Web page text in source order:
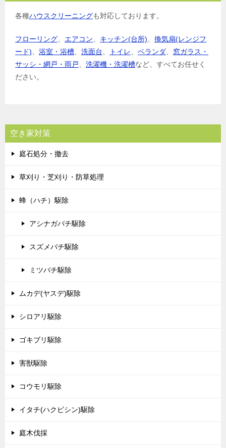
各種ハウスクリーニングも対応しております。
フローリング エアコン キッチン(台所)
換気扇(レンジフ
ード)
浴室・浴槽 洗面台 トイレ ベランダ
窓ガラス・
サッシ・網戸・雨戸
洗濯機・洗濯槽など、すべてお任せく
ださい。
空き家対策
庭石処分・撤去
草刈り・芝刈り・防草処理
蜂（ハチ）駆除
アシナガバチ駆除
スズメバチ駆除
ミツバチ駆除
ムカデ(ヤスデ)駆除
シロアリ駆除
ゴキブリ駆除
害獣駆除
コウモリ駆除
イタチ(ハクビシン)駆除
庭木伐採